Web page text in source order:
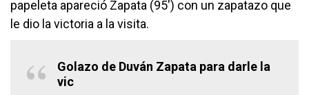
papeleta apareció Zapata (95′) con un zapatazo que
le dio la victoria a la visita.
Golazo de Duván Zapata para darle la
vic